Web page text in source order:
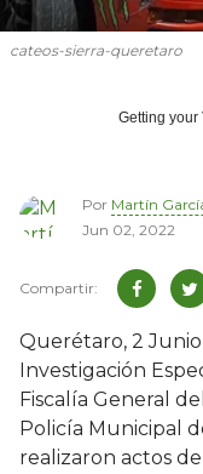
cateos-sierra-queretaro
Getting your
Por Martín
Jun 02, 2022
Querétaro, 2
Investigación
Fiscalía General
Policía Municipal
realizaron actos